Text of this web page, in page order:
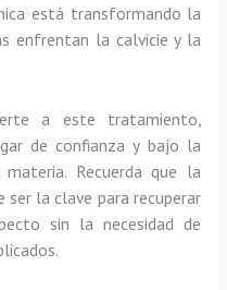
está transformando la
enfrentan la calvicie y la
a este tratamiento,
de confianza y bajo la
Recuerda que la
ser la clave para recuperar
sin la necesidad de